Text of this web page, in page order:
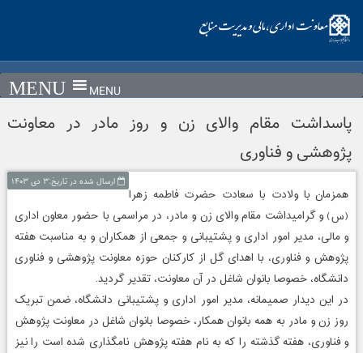
content
MENU
پاسداشت مقام والای زن و روز مادر در معاونت
پژوهشی و فناوری
ارسال شده در تاریخ:۳ دی ۱۴۰۳
همزمان با ولادت با سعادت حضرت فاطمه زهرا
(س) و گرامیداشت مقام والای زن و مادر، در مراسمی با حضور معاون اداری
و مالی، مدیر امور اداری و پشتیبانی و جمعی از همکاران و به مناسبت هفته
پژوهش و فناوری، با اهدای گل از کارکنان حوزه معاونت پژوهشی و فناوری
دانشگاه، خصوصا بانوان شاغل در آن معاونت، تقدیر گردید.
در این دیدار صمیمانه، مدیر امور اداری و پشتیبانی دانشگاه، ضمن تبریک
روز زن و مادر به همه بانوان همکار، خصوصا بانوان شاغل در معاونت پژوهش
و فناوری، هفته گذشته را که به نام هفته پژوهش نامگذاری شده است را نیز